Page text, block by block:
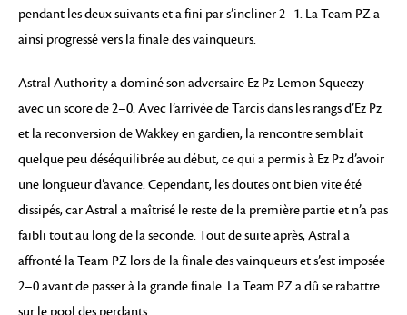
pendant les deux suivants et a fini par s’incliner 2–1. La Team PZ a
ainsi progressé vers la finale des vainqueurs.
Astral Authority a dominé son adversaire Ez Pz Lemon Squeezy
avec un score de 2–0. Avec l’arrivée de Tarcis dans les rangs d’Ez Pz
et la reconversion de Wakkey en gardien, la rencontre semblait
quelque peu déséquilibrée au début, ce qui a permis à Ez Pz d’avoir
une longueur d’avance. Cependant, les doutes ont bien vite été
dissipés, car Astral a maîtrisé le reste de la première partie et n’a pas
faibli tout au long de la seconde. Tout de suite après, Astral a
affronté la Team PZ lors de la finale des vainqueurs et s’est imposée
2–0 avant de passer à la grande finale. La Team PZ a dû se rabattre
sur le pool des perdants.